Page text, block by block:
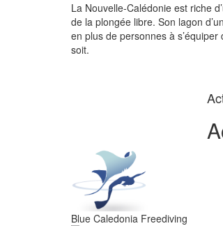
La Nouvelle-Calédonie est riche
de la plongée libre. Son lagon
en plus de personnes à
soit.
Blue Caledonia Freediving